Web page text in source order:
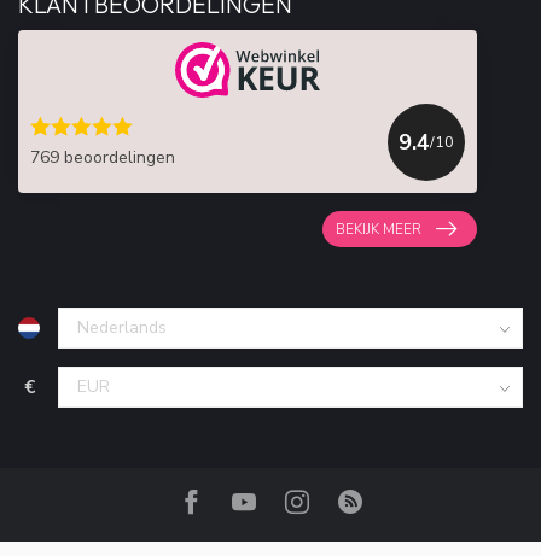
769 beoordelingen
9.4/10
BEKIJK MEER
€